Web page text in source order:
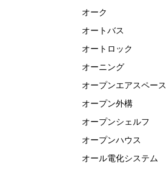
オーク
オートバス
オートロック
オーニング
オープンエアスペース
オープン外構
オープンシェルフ
オープンハウス
オール電化システム